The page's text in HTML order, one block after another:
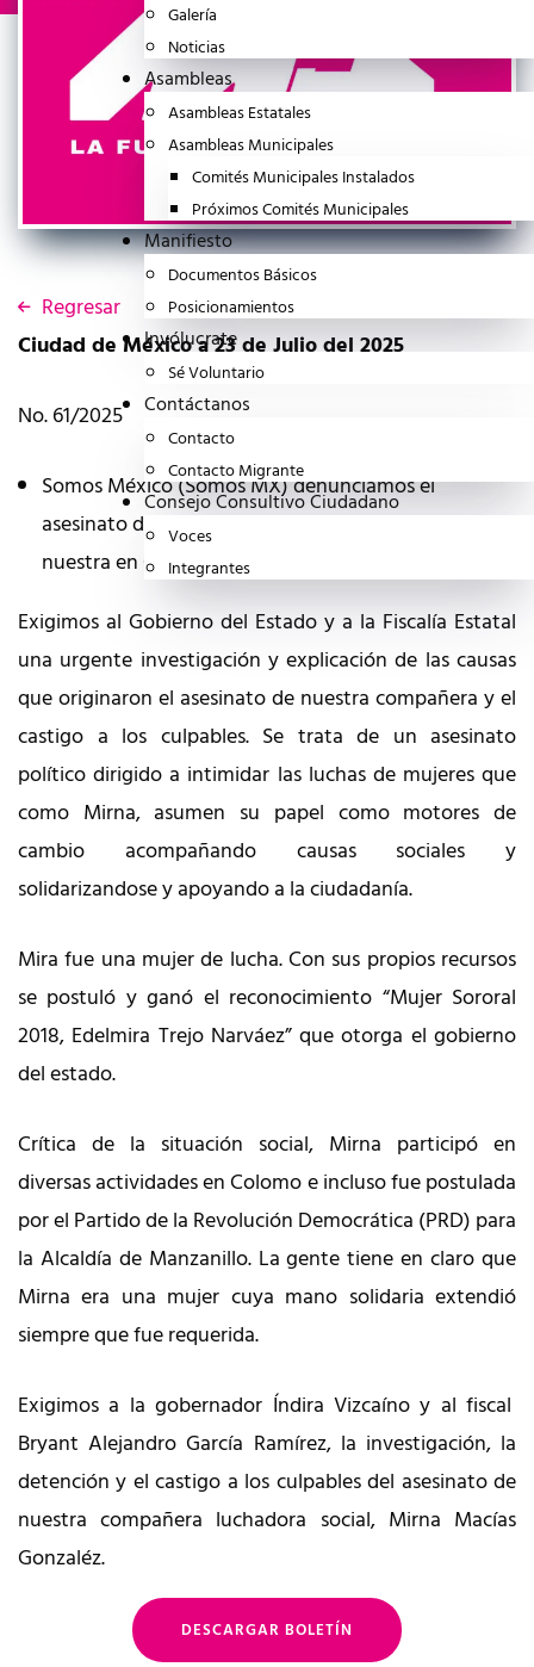
Galería
Noticias
Asambleas
Asambleas Estatales
Asambleas Municipales
Comités Municipales Instalados
Próximos Comités Municipales
Manifiesto
Documentos Básicos
Posicionamientos
Invólucrate
Sé Voluntario
Contáctanos
Contacto
Contacto Migrante
Consejo Consultivo Ciudadano
Voces
Integrantes
Regresar
Ciudad de México a 23 de Julio del 2025
No. 61/2025
Somos México (Somos MX) denunciamos el
asesinato de Mirna Macías González, militante
nuestra en Colomo, localidad de Manzanillo, Colima.
Exigimos al Gobierno del Estado y a la Fiscalía Estatal
una urgente investigación y explicación de las causas
que originaron el asesinato de nuestra compañera y el
castigo a los culpables. Se trata de un asesinato
político dirigido a intimidar las luchas de mujeres que
como Mirna, asumen su papel como motores de
cambio acompañando causas sociales y
solidarizandose y apoyando a la ciudadanía.
Mira fue una mujer de lucha. Con sus propios recursos
se postuló y ganó el reconocimiento “Mujer Sororal
2018, Edelmira Trejo Narváez” que otorga el gobierno
del estado.
Crítica de la situación social, Mirna participó en
diversas actividades en Colomo e incluso fue postulada
por el Partido de la Revolución Democrática (PRD) para
la Alcaldía de Manzanillo. La gente tiene en claro que
Mirna era una mujer cuya mano solidaria extendió
siempre que fue requerida.
Exigimos a la gobernador Índira Vizcaíno y al fiscal
Bryant Alejandro García Ramírez, la investigación, la
detención y el castigo a los culpables del asesinato de
nuestra compañera luchadora social, Mirna Macías
Gonzaléz.
DESCARGAR BOLETÍN